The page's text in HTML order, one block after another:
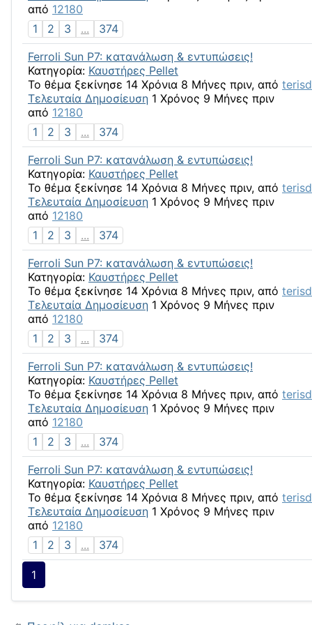
από 12180
1
2 3 ...
374
Ferroli Sun P7: κατανάλωση & εντυπώσεις!
Κατηγορία: Καυστήρες Pellet
Το θέμα ξεκίνησε 14 Χρόνια 8 Μήνες πριν, από
Τελευταία Δημοσίευση 1 Χρόνος 9 Μήνες πριν
από 12180
1
2 3 ...
374
Ferroli Sun P7: κατανάλωση & εντυπώσεις!
Κατηγορία: Καυστήρες Pellet
Το θέμα ξεκίνησε 14 Χρόνια 8 Μήνες πριν, από
Τελευταία Δημοσίευση 1 Χρόνος 9 Μήνες πριν
από 12180
1
2 3 ...
374
Ferroli Sun P7: κατανάλωση & εντυπώσεις!
Κατηγορία: Καυστήρες Pellet
Το θέμα ξεκίνησε 14 Χρόνια 8 Μήνες πριν, από
Τελευταία Δημοσίευση 1 Χρόνος 9 Μήνες πριν
από 12180
1
2 3 ...
374
Ferroli Sun P7: κατανάλωση & εντυπώσεις!
Κατηγορία: Καυστήρες Pellet
Το θέμα ξεκίνησε 14 Χρόνια 8 Μήνες πριν, από
Τελευταία Δημοσίευση 1 Χρόνος 9 Μήνες πριν
από 12180
1
2 3 ...
374
Ferroli Sun P7: κατανάλωση & εντυπώσεις!
Κατηγορία: Καυστήρες Pellet
Το θέμα ξεκίνησε 14 Χρόνια 8 Μήνες πριν, από
Τελευταία Δημοσίευση 1 Χρόνος 9 Μήνες πριν
από 12180
1
2 3 ... 374
1